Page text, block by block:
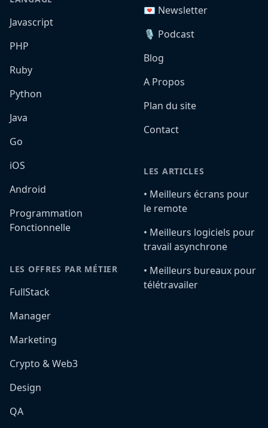
Javascript
PHP
Ruby
Python
Java
Go
iOS
Android
Programmation
Fonctionnelle
LES OFFRES PAR MÉTIER
FullStack
Manager
Marketing
Crypto & Web3
Design
QA
💌 Newsletter
🎙️ Podcast
Blog
A Propos
Plan du site
Contact
LES ARTICLES
•️ Meilleurs écrans pour
le remote
•️ Meilleurs logiciels pour
travail asynchrone
•️ Meilleurs bureaux pour
télétravailer